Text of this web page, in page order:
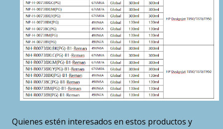
Quienes estén interesados en estos productos y